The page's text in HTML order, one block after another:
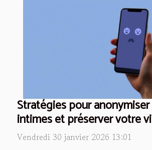
Stratégies pour
intimes et préserver votre
Vendredi 30 janvier 2026 13:01